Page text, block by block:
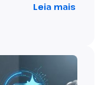
Leia mais